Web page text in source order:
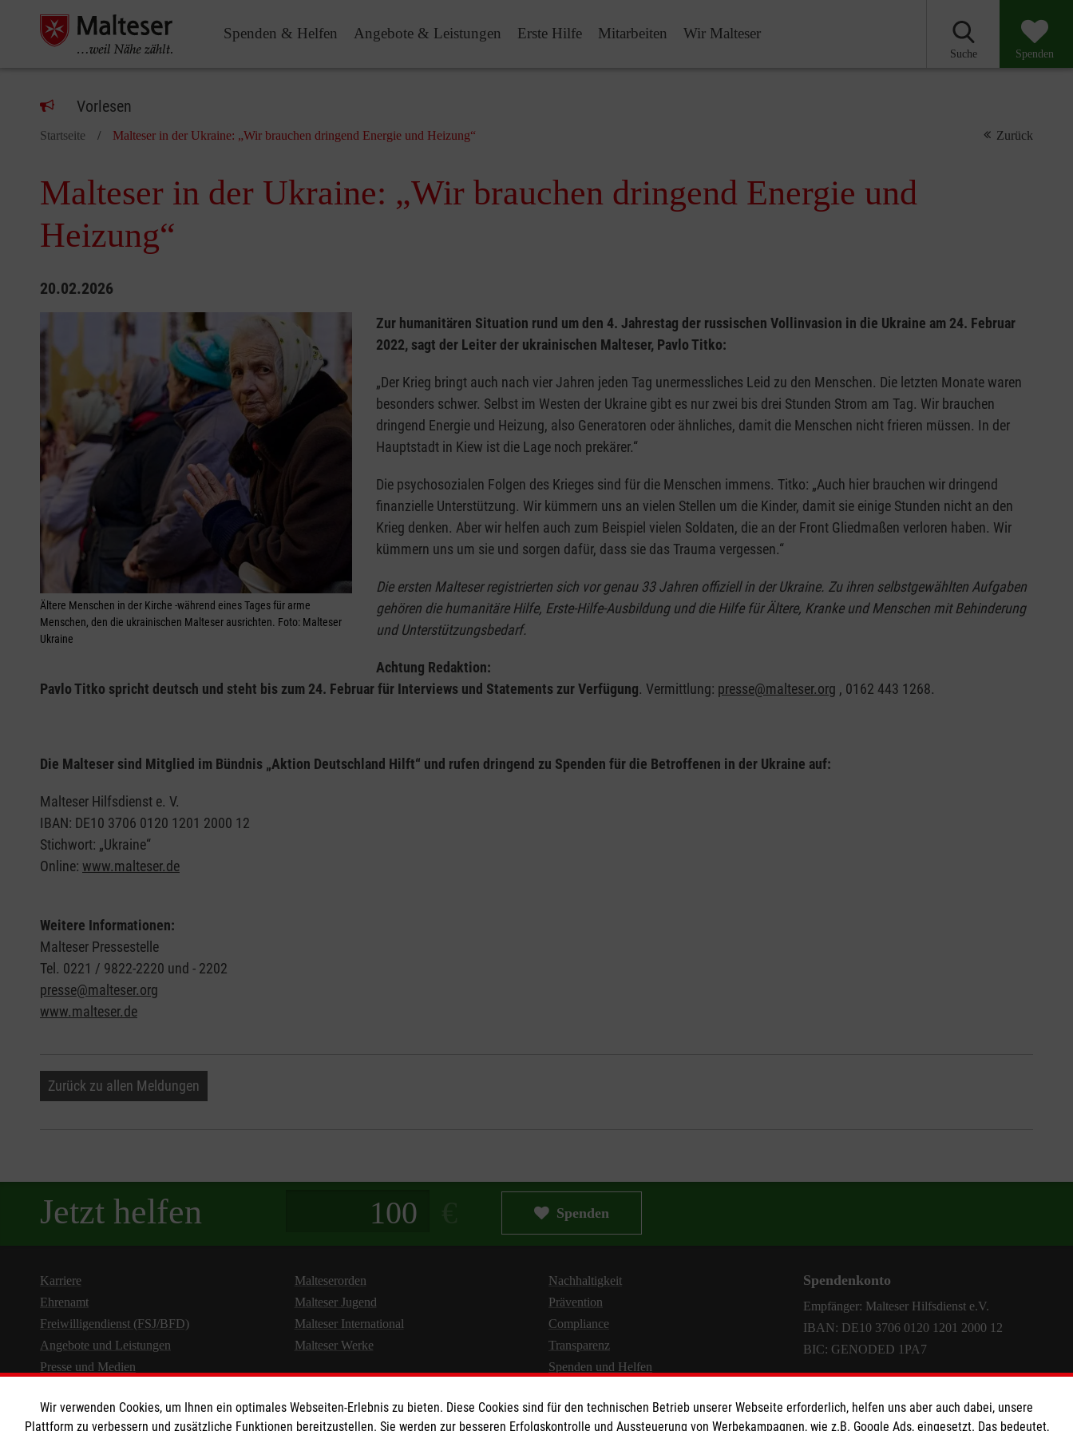
Spenden & Helfen Angebote & Leistungen Erste Hilfe Mitarbeiten Wir Malteser
Suche Spenden
Vorlesen
Startseite Malteser in der Ukraine: „Wir brauchen dringend Energie und Heizung“ Zurück
Malteser in der Ukraine: „Wir brauchen dringend Energie und
Heizung“
20.02.2026
Ältere Menschen in der Kirche -während eines Tages für arme
Menschen, den die ukrainischen Malteser ausrichten. Foto: Malteser
Ukraine
Zur humanitären Situation rund um den 4. Jahrestag der russischen Vollinvasion in die Ukraine am 24. Februar
2022, sagt der Leiter der ukrainischen Malteser, Pavlo Titko:
„Der Krieg bringt auch nach vier Jahren jeden Tag unermessliches Leid zu den Menschen. Die letzten Monate waren
besonders schwer. Selbst im Westen der Ukraine gibt es nur zwei bis drei Stunden Strom am Tag. Wir brauchen
dringend Energie und Heizung, also Generatoren oder ähnliches, damit die Menschen nicht frieren müssen. In der
Hauptstadt in Kiew ist die Lage noch prekärer.“
Die psychosozialen Folgen des Krieges sind für die Menschen immens. Titko: „Auch hier brauchen wir dringend
finanzielle Unterstützung. Wir kümmern uns an vielen Stellen um die Kinder, damit sie einige Stunden nicht an den
Krieg denken. Aber wir helfen auch zum Beispiel vielen Soldaten, die an der Front Gliedmaßen verloren haben. Wir
kümmern uns um sie und sorgen dafür, dass sie das Trauma vergessen.“
Die ersten Malteser registrierten sich vor genau 33 Jahren offiziell in der Ukraine. Zu ihren selbstgewählten Aufgaben
gehören die humanitäre Hilfe, Erste-Hilfe-Ausbildung und die Hilfe für Ältere, Kranke und Menschen mit Behinderung
und Unterstützungsbedarf.
Achtung Redaktion:
Pavlo Titko spricht deutsch und steht bis zum 24. Februar für Interviews und Statements zur Verfügung. Vermittlung: presse@malteser.org , 0162 443 1268.
Die Malteser sind Mitglied im Bündnis „Aktion Deutschland Hilft“ und rufen dringend zu Spenden für die Betroffenen in der Ukraine auf:
Malteser Hilfsdienst e. V.
IBAN: DE10 3706 0120 1201 2000 12
Stichwort: „Ukraine“
Online: www.malteser.de
Weitere Informationen:
Malteser Pressestelle
Tel. 0221 / 9822-2220 und - 2202
presse@malteser.org
www.malteser.de
Zurück zu allen Meldungen
Jetzt helfen Spenden
Karriere
Ehrenamt
Freiwilligendienst (FSJ/BFD)
Angebote und Leistungen
Presse und Medien
Malteserorden
Malteser Jugend
Malteser International
Malteser Werke
Nachhaltigkeit
Prävention
Compliance
Transparenz
Spenden und Helfen
Spendenkonto
Empfänger: Malteser Hilfsdienst e.V.
IBAN: DE10 3706 0120 1201 2000 12
BIC: GENODED 1PA7
Wir verwenden Cookies, um Ihnen ein optimales Webseiten-Erlebnis zu bieten. Diese Cookies sind für den technischen Betrieb unserer Webseite erforderlich, helfen uns aber auch dabei, unsere
Plattform zu verbessern und zusätzliche Funktionen bereitzustellen. Sie werden zur besseren Erfolgskontrolle und Aussteuerung von Werbekampagnen, wie z.B. Google Ads, eingesetzt. Das bedeutet,